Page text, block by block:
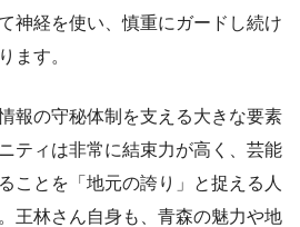
神経を使い、慎重にガードし続け
ます。
報の守秘体制を支える大きな要素
ティは非常に結束力が高く、芸能
ことを「地元の誇り」と捉える人
王林さん自身も、青森の魅力や地